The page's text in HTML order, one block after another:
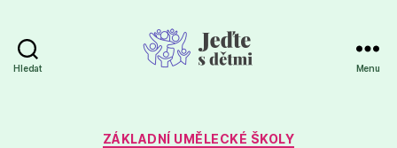
Hledat Menu
Rubriky
ZÁKLADNÍ UMĚLECKÉ ŠKOLY